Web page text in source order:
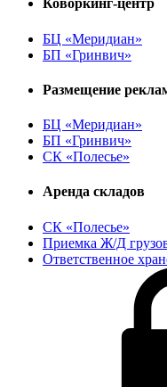
Коворкинг-центр
БЦ «Меридиан»
БП «Гринвич»
Размещение
БЦ «Меридиан»
БП «Гринвич»
СК «Полесье»
Аренда складов
СК «Полесье»
Приемка Ж/Д
Ответственное